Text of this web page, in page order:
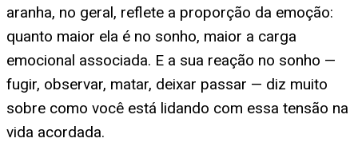
aranha, no geral, reflete a proporção da emoção:
quanto maior ela é no sonho, maior a carga
emocional associada. E a sua reação no sonho —
fugir, observar, matar, deixar passar — diz muito
sobre como você está lidando com essa tensão na
vida acordada.